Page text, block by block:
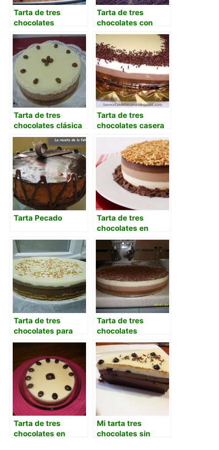
Tarta de tres
chocolates
premiada con base
de galletas María
Tarta de tres
chocolates con
base de pasta brisa
Tarta de tres
chocolates clásica
con base de galleta
Tarta de tres
chocolates casera
Tarta Pecado
Tarta de tres
chocolates en
Thermomix con
crocanti de
almendra
Tarta de tres
chocolates para
molde grande
Tarta de tres
chocolates
decorada con hojas
de chocolate
Tarta de tres
chocolates en
Mi tarta tres
chocolates sin